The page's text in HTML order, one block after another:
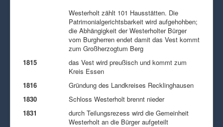
Westerholt zählt 101 Hausstätten. Die
Patrimonialgerichtsbarkeit wird aufgehohben;
die Abhängigkeit der Westerholter Bürger
vom Burgherren endet damit das Vest kommt
zum Großherzogtum Berg
1815
das Vest wird preußisch und kommt zum
Kreis Essen
1816
Gründung des Landkreises Recklinghausen
1830
Schloss Westerholt brennt nieder
1831
durch Teilungsrezess wird die Gemeinheit
Westerholt an die Bürger aufgeteilt